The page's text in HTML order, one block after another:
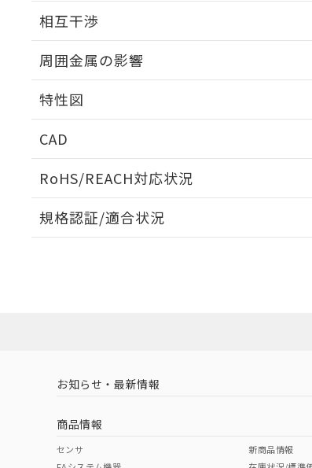
相互干渉
周囲金属の影響
特性図
CAD
RoHS/REACH対応状況
EU RoHS 注意事項・凡例
中国 RoHS 注意事項・凡例
中国 RoHS表
規格認証/適合状況
（イギリス
（ノルウェー
お知らせ・最新情報
商品情報
センサ
新商品情報